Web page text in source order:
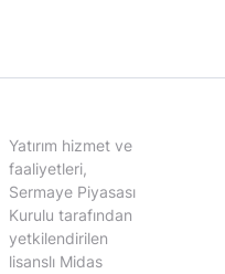
Yatırım hizmet ve
faaliyetleri,
Sermaye Piyasası
Kurulu tarafından
yetkilendirilen
lisanslı Midas